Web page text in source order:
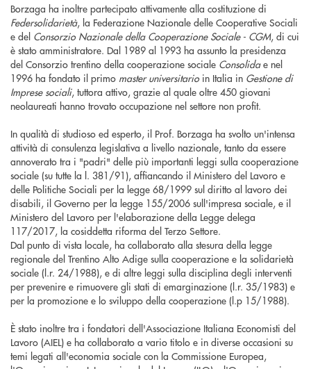
Borzaga ha inoltre partecipato attivamente alla costituzione di
Federsolidarietà, la Federazione Nazionale delle Cooperative Sociali
e del Consorzio Nazionale della Cooperazione Sociale - CGM, di cui
è stato amministratore. Dal 1989 al 1993 ha assunto la presidenza
del Consorzio trentino della cooperazione sociale Consolidae nel
1996 ha fondato il primo master universitario in Italia in Gestione di
Imprese sociali, tuttora attivo, grazie al quale oltre 450 giovani
neolaureati hanno trovato occupazione nel settore non profit.
In qualità di studioso ed esperto, il Prof. Borzaga ha svolto un'intensa
attività di consulenza legislativa a livello nazionale, tanto da essere
annoverato tra i "padri" delle più importanti leggi sulla cooperazione
sociale (su tutte la l. 381/91), affiancando il Ministero del Lavoro e
delle Politiche Sociali per la legge 68/1999 sul diritto al lavoro dei
disabili, il Governo per la legge 155/2006 sull'impresa sociale, e il
Ministero del Lavoro per l'elaborazione della Legge delega
117/2017, la cosiddetta riforma del Terzo Settore.
Dal punto di vista locale, ha collaborato alla stesura della legge
regionale del Trentino Alto Adige sulla cooperazione e la solidarietà
sociale (l.r. 24/1988), e di altre leggi sulla disciplina degli interventi
per prevenire e rimuovere gli stati di emarginazione (l.r. 35/1983) e
per la promozione e lo sviluppo della cooperazione (l.p 15/1988).
È stato inoltre tra i fondatori dell'Associazione Italiana Economisti del
Lavoro (AIEL) e ha collaborato a vario titolo e in diverse occasioni su
temi legati all'economia sociale con la Commissione Europea,